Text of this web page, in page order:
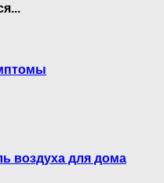
воздуха для дома